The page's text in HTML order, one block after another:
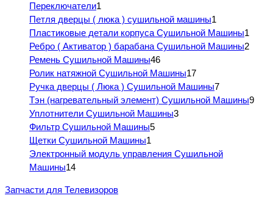
Переключатели1
Петля дверцы ( люка ) сушильной машины1
Пластиковые детали корпуса Сушильной Машины1
Ребро ( Активатор ) барабана Сушильной Машины2
Ремень Сушильной Машины46
Ролик натяжной Сушильной Машины17
Ручка дверцы ( Люка ) Сушильной Машины7
Тэн (нагревательный элемент) Сушильной Машины9
Уплотнители Сушильной Машины3
Фильтр Сушильной Машины5
Щетки Сушильной Машины1
Электронный модуль управления Сушильной
Машины14
Запчасти для Телевизоров